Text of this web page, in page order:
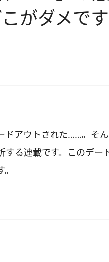
がダメで
ドアウトされた……。そ
る連載です。このデー